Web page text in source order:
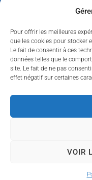
Pour offrir les meilleures
que les cookies pour stocker
Le fait de consentir à ces
données telles que le
site. Le fait de ne pas
effet négatif sur certaines
VOIR
© 2024 Propulsé